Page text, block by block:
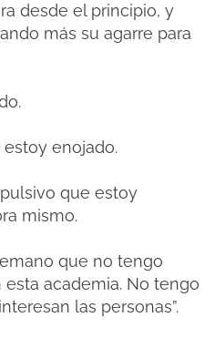
desde el principio, y
más su agarre para
enojado.
que estoy
mismo.
que no tengo
academia. No tengo
las personas”.